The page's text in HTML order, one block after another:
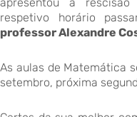
respetivo horário
professor Alexandre
As aulas de Matemática
setembro, próxima